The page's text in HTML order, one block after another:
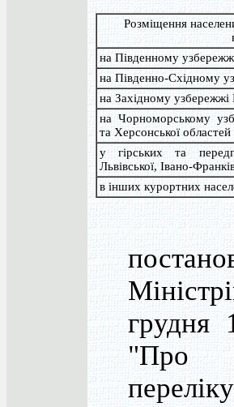
Розміщення
на Південному
на Південно-Східному
на Західному
на Чорноморському
та Херсонської областей
у гірських та
Львівської, Івано-
в інших курортних
*
грудня
"Про